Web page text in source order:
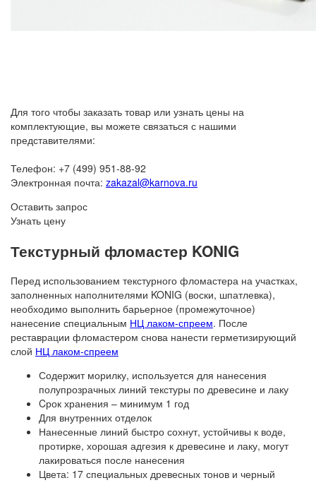
Для того чтобы заказать товар или узнать цены на
комплектующие, вы можете связаться с нашими
представителями:
Телефон: +7 (499) 951-88-92
Электронная почта: zakazal@karnova.ru
Оставить запрос
Узнать цену
Текстурный фломастер KONIG
Перед использованием текстурного фломастера на участках,
заполненных наполнителями KONIG (воски, шпатлевка),
необходимо выполнить барьерное (промежуточное)
нанесение специальным НЦ лаком-спреем. После
реставрации фломастером снова нанести герметизирующий
слой НЦ лаком-спреем
Содержит морилку, используется для нанесения
полупрозрачных линий текстуры по древесине и лаку
Cрок хранения – минимум 1 год
Для внутренних отделок
Нанесенные линий быстро сохнут, устойчивы к воде,
протирке, хорошая адгезия к древесине и лаку, могут
лакироваться после нанесения
Цвета: 17 специальных древесных тонов и черный